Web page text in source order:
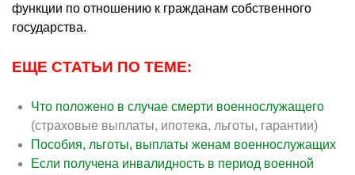
функции по отношению к гражданам собственного
государства.
ЕЩЕ СТАТЬИ ПО ТЕМЕ:
Что положено в случае смерти военнослужащего
(страховые выплаты, ипотека, льготы, гарантии)
Пособия, льготы, выплаты женам военнослужащих
Если получена инвалидность в период военной